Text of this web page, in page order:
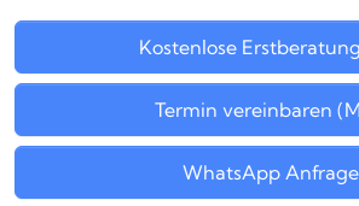
Kostenlose
Termin vereinbaren
WhatsApp Anfrage